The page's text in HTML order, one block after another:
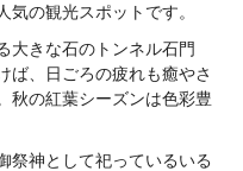
の観光スポットです。
大きな石のトンネル石門
ば、日ごろの疲れも癒やさ
秋の紅葉シーズンは色彩豊
祭神として祀っているいる